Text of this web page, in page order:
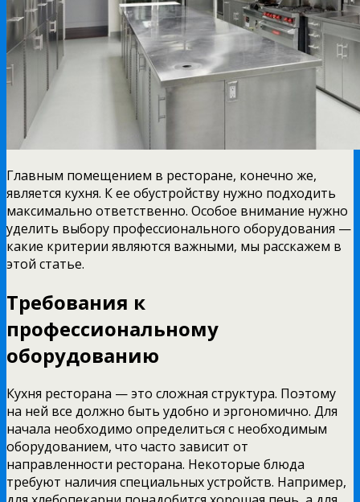
Главным помещением в ресторане, конечно же,
является кухня. К ее обустройству нужно подходить
максимально ответственно. Особое внимание нужно
уделить выбору профессионального оборудования —
какие критерии являются важными, мы расскажем в
этой статье.
Требования к
профессиональному
оборудованию
Кухня ресторана — это сложная структура. Поэтому
на ней все должно быть удобно и эргономично. Для
начала необходимо определиться с необходимым
оборудованием, что часто зависит от
направленности ресторана. Некоторые блюда
требуют наличия специальных устройств. Например,